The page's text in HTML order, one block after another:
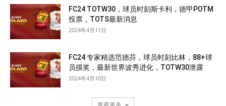
FC24 TOTW30，球员时刻斯卡利，德甲POTM
投票，TOTS最新消息
2024年4月11日
FC24 专家精选范德芬，球员时刻比林，88+球
员摸奖，最新世界波秀进化，TOTW30泄露
2024年4月10日